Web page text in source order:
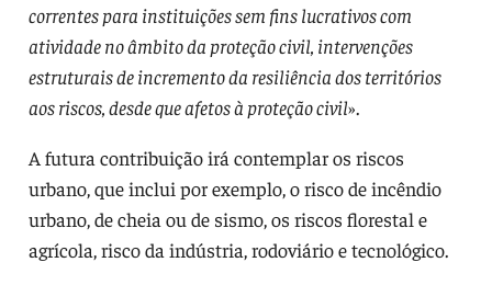
correntes para instituições sem fins lucrativos com
atividade no âmbito da proteção civil, intervenções
estruturais de incremento da resiliência dos territórios
aos riscos, desde que afetos à proteção civil».
A futura contribuição irá contemplar os riscos
urbano, que inclui por exemplo, o risco de incêndio
urbano, de cheia ou de sismo, os riscos florestal e
agrícola, risco da indústria, rodoviário e tecnológico.